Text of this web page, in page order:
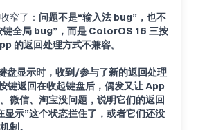
窄了： 问题不是“输入法 bug”，也不
全局 bug”，而是 ColorOS 16 三按
的返回处理方式不兼容。
盘显示时，收到/参与了新的返回处理
返回在收起键盘后，偶发又让 App
微信、淘宝没问题，说明它们的返回
显示”这个状态拦住了，或者它们还没
制。